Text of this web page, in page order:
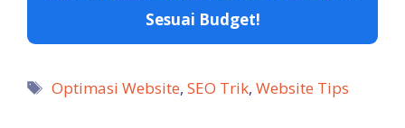
Sesuai Budget!
Tag
Optimasi Website,SEO Trik,Website Tips